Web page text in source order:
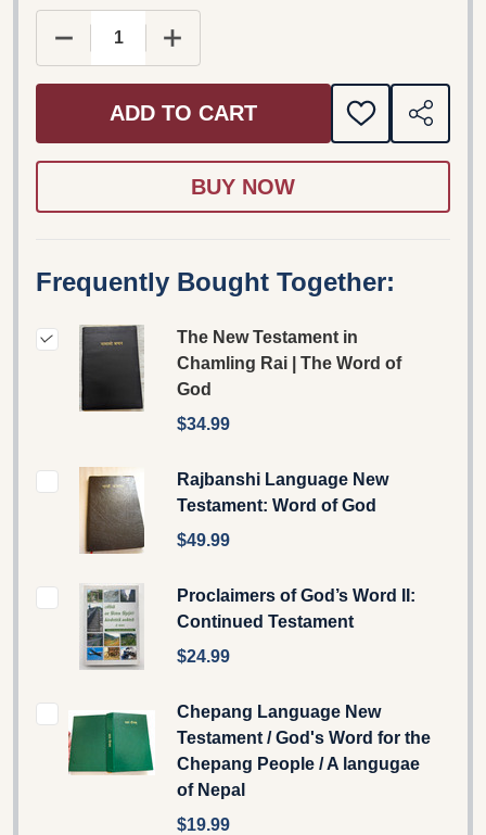
DECREASE QUANTITY OF THE NEW TESTAMENT
INCREASE QUANTITY OF THE NEW
ADD TO CART
ADD
TO
SHARE
Frequently Bought Together:
The New Testament in
Chamling Rai | The Word of
God
$34.99
Rajbanshi Language New
Testament: Word of God
$49.99
Proclaimers of God’s Word II:
Continued Testament
$24.99
Chepang Language New
Testament / God's Word for the
Chepang People / A langugae
of Nepal
$19.99